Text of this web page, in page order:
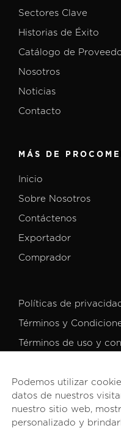
Sectores Clave
Historias de Éxito
Catálogo de
Nosotros
Noticias
Contacto
MÁS DE
Inicio
Sobre Nosotros
Contáctenos
Exportador
Comprador
Políticas de
Términos y
Términos de uso y
Podemos utilizar
datos de nuestros
nuestro sitio web,
personalizado y